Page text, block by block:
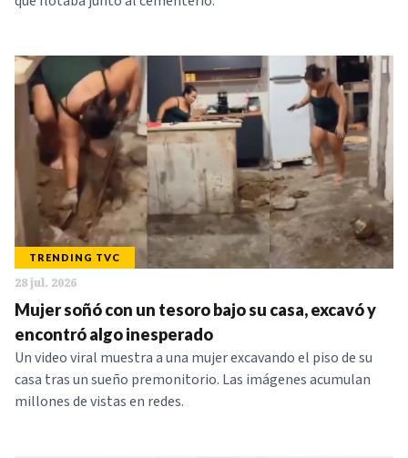
TRENDING TVC
28 jul. 2026
Mujer soñó con un tesoro bajo su casa, excavó y
encontró algo inesperado
Un video viral muestra a una mujer excavando el piso de su
casa tras un sueño premonitorio. Las imágenes acumulan
millones de vistas en redes.